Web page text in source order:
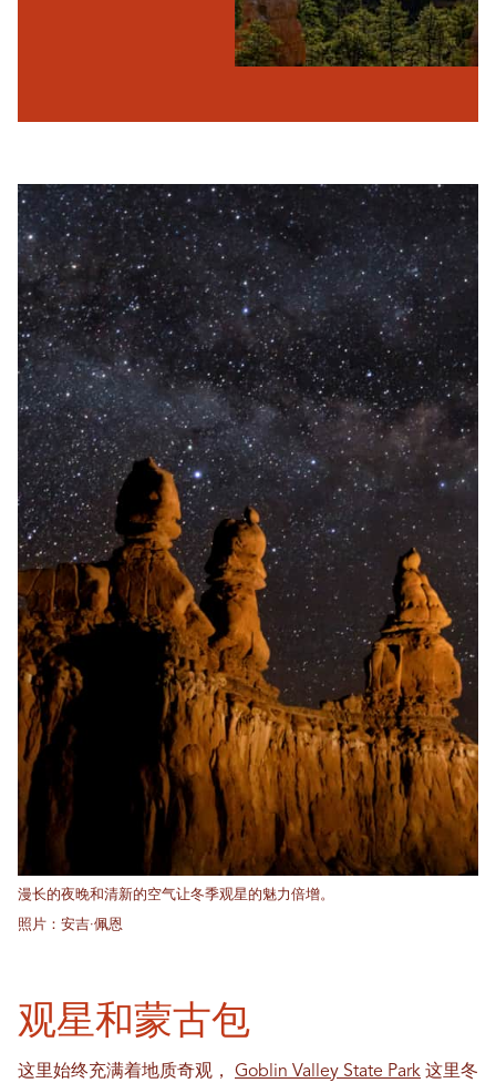
漫长的夜晚和清新的空气让冬季观星的魅力倍增。
照片：安吉·佩恩
观星和蒙古包
这里始终充满着地质奇观， Goblin Valley State Park 这里冬